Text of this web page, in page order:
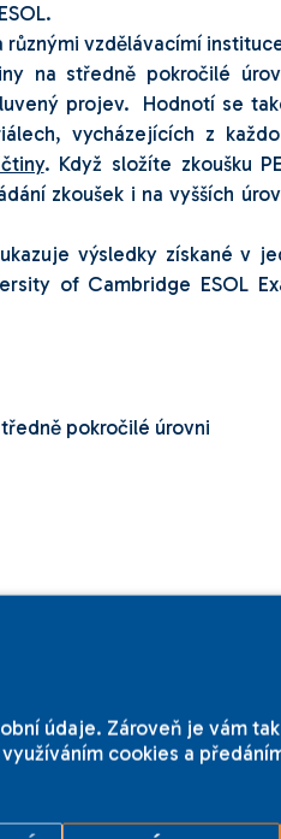
vzdělávacímí
na středně pokročilé
projev. Hodnotí se
vycházejících z
. Když složíte zkoušku
zkoušek i na vyšších
výsledky získané v
of Cambridge ESOL
pokročilé úrovni
denního (pomaturitního)
údaje. Zároveň je vám
cookies a